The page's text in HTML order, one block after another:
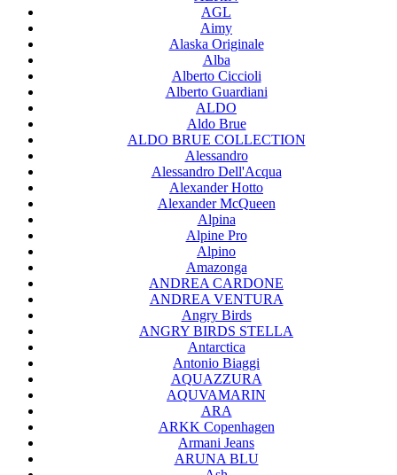
AGL
Aimy
Alaska Originale
Alba
Alberto Ciccioli
Alberto Guardiani
ALDO
Aldo Brue
ALDO BRUE COLLECTION
Alessandro
Alessandro Dell'Acqua
Alexander Hotto
Alexander McQueen
Alpina
Alpine Pro
Alpino
Amazonga
ANDREA CARDONE
ANDREA VENTURA
Angry Birds
ANGRY BIRDS STELLA
Antarctica
Antonio Biaggi
AQUAZZURA
AQUVAMARIN
ARA
ARKK Copenhagen
Armani Jeans
ARUNA BLU